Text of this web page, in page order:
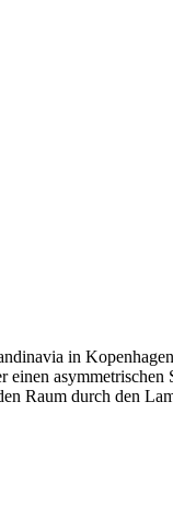
in
Raum durch den